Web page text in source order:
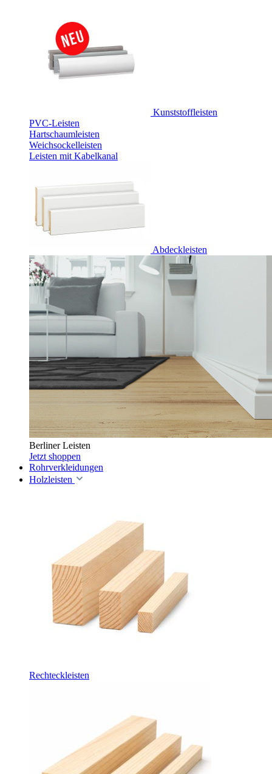
Kunststoffleisten
PVC-Leisten
Hartschaumleisten
Weichsockelleisten
Leisten mit Kabelkanal
Abdeckleisten
Berliner Leisten
Jetzt shoppen
Rohrverkleidungen
Holzleisten
Rechteckleisten